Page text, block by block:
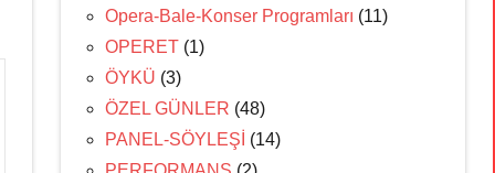
Opera-Bale-Konser Programları (11)
OPERET (1)
ÖYKÜ (3)
ÖZEL GÜNLER (48)
PANEL-SÖYLEŞİ (14)